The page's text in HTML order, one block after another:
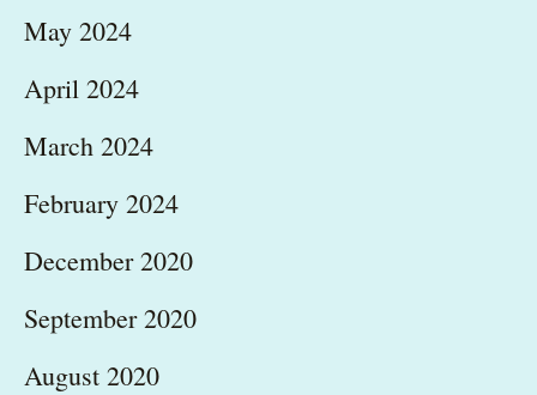
May 2024
April 2024
March 2024
February 2024
December 2020
September 2020
August 2020